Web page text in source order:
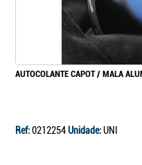
AUTOCOLANTE CAPOT / MALA
Ref:0212254Unidade:UNI